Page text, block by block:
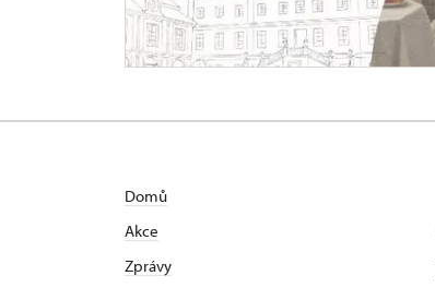
Domů
Akce
Zprávy